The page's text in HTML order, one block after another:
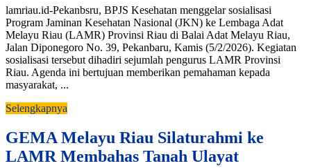
lamriau.id-Pekanbsru, BPJS Kesehatan menggelar sosialisasi
Program Jaminan Kesehatan Nasional (JKN) ke Lembaga Adat
Melayu Riau (LAMR) Provinsi Riau di Balai Adat Melayu Riau,
Jalan Diponegoro No. 39, Pekanbaru, Kamis (5/2/2026). Kegiatan
sosialisasi tersebut dihadiri sejumlah pengurus LAMR Provinsi
Riau. Agenda ini bertujuan memberikan pemahaman kepada
masyarakat, ...
Selengkapnya
GEMA Melayu Riau Silaturahmi ke
LAMR Membahas Tanah Ulayat